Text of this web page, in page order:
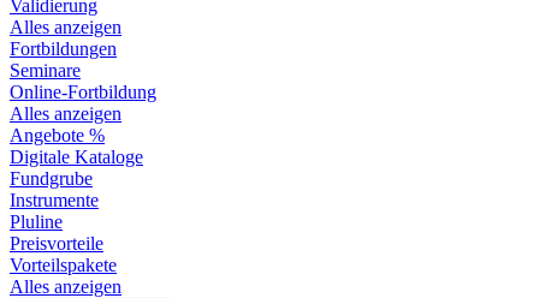
Validierung
Alles anzeigen
Fortbildungen
Seminare
Online-Fortbildung
Alles anzeigen
Angebote %
Digitale Kataloge
Fundgrube
Instrumente
Pluline
Preisvorteile
Vorteilspakete
Alles anzeigen